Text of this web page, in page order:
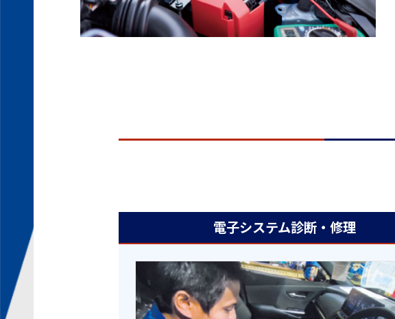
電子システム診断・修理